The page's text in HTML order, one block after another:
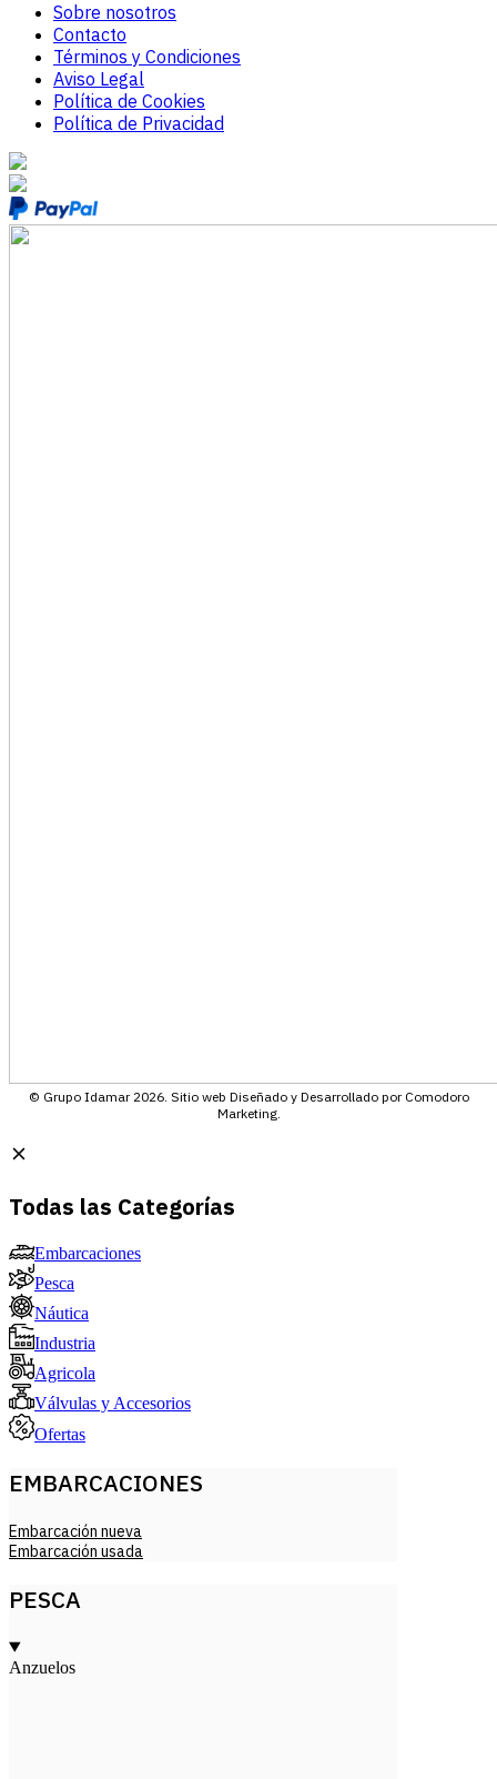
Sobre nosotros
Contacto
Términos y Condiciones
Aviso Legal
Política de Cookies
Política de Privacidad
© Grupo Idamar 2026. Sitio web Diseñado y Desarrollado por Comodoro
Marketing.
Todas las Categorías
Embarcaciones
Pesca
Náutica
Industria
Agricola
Válvulas y Accesorios
Ofertas
EMBARCACIONES
Embarcación nueva
Embarcación usada
PESCA
Anzuelos